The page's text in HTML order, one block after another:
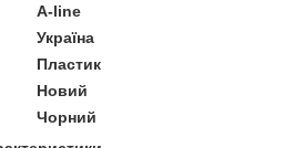
A-line
Україна
Пластик
Новий
Чорний